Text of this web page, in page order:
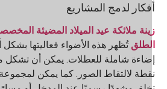
لدمج المشاريع
ملائكة عيد الميلاد المضيئة المخصصة
تُظهر هذه الأضواء فعاليتها بشكل
شاملة للعطلات. يمكن أن تشكل
لالتقاط الصور. كما يمكن لمجموعة من